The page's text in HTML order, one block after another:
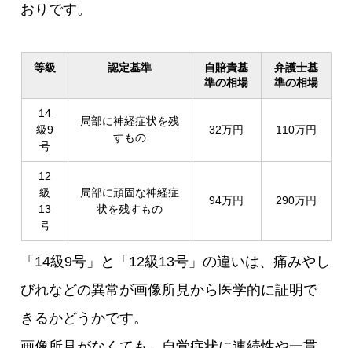
おりです。
等級 認定基準
自賠責基
準の相場
弁護士基
準の相場
14
級9
号
局部に神経症状を残
すもの
32万円 110万円
12
級
13
号
局部に頑固な神経症
状を残すもの
94万円 290万円
「14級9号」と「12級13号」の違いは、痛みやし
びれなどの異常が画像所見から医学的に証明で
きるかどうかです。